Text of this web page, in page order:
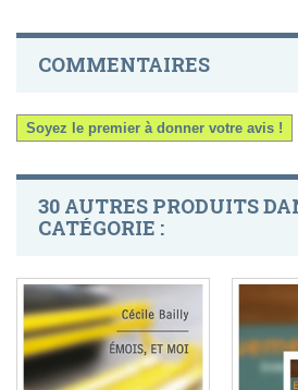
COMMENTAIRES
Soyez le premier à donner votre avis !
30 AUTRES PRODUITS
CATÉGORIE :